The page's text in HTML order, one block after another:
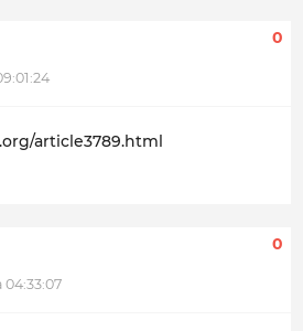
0
article3789.html
04:33:07
0